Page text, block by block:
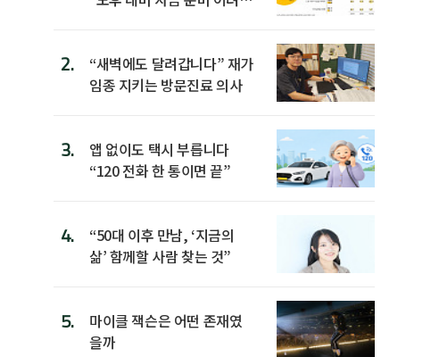
2.
“새벽에도 달려갑니다” 재가
임종 지키는 방문진료 의사
3.
앱 없이도 택시 부릅니다
“120 전화 한 통이면 끝”
4.
“50대 이후 만남, ‘지금의
삶’ 함께할 사람 찾는 것”
5.
마이클 잭슨은 어떤 존재였
을까